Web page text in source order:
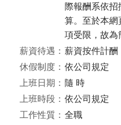
際報酬系依
算。至於本網
項受限，故為
薪資待遇： 薪資按件計
休假制度： 依公司規定
上班日期： 隨 時
上班時段： 依公司規定
工作性質： 全職